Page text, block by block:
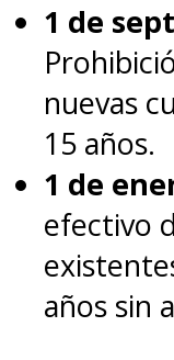
1 de
nuevas
15 años.
1 de
efectivo
años sin